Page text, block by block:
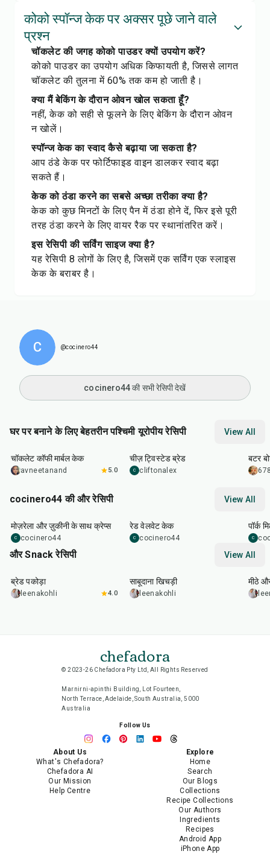
कोको स्पॉन्ज केक पर अक्सर पूछे जाने वाले
प्रश्न
चॉकलेट की जगह कोको पाउडर क्यों उपयोग करें?
कोको पाउडर का उपयोग अधिक किफायती है, जिससे लागत
चॉकलेट की तुलना में 60% तक कम हो जाती है।
क्या मैं बेकिंग के दौरान ओवन खोल सकता हूँ?
नहीं, केक को सही से फूलने के लिए बेकिंग के दौरान ओवन
न खोलें।
स्पॉन्ज केक का स्वाद कैसे बढ़ाया जा सकता है?
आप ठंडे केक पर फोर्टिफाइड वाइन डालकर स्वाद बढ़ा
सकते हैं।
केक को ठंडा करने का सबसे अच्छा तरीका क्या है?
केक को कुछ मिनटों के लिए पैन में ठंडा होने दें, फिर इसे पूरी
तरह ठंडा करने के लिए वायर रैक पर स्थानांतरित करें।
इस रेसिपी की सर्विंग साइज क्या है?
यह रेसिपी 8 लोगों के लिए है, जिसमें एक सर्विंग एक स्लाइस
केक के बराबर है।
C @cocinero44
cocinero44 की सभी रेसिपी देखें
घर पर बनाने के लिए बेहतरीन पश्चिमी यूरोपीय रेसिपी View All
चॉकलेट कॉफी मार्बल केक
avneetanand 5.0
1hr
चीज़ ट्विस्टेड ब्रेड
C cliftonalex
बटर
cocinero44 की और रेसिपी View All
मोज़रेला और ज़ुकीनी के साथ क्रेप्स
C cocinero44
रेड वेलवेट केक
C cocinero44
पॉर्क
C
और Snack रेसिपी View All
15
ब्रेड पकोड़ा
leenakohli 4.0
साबूदाना खिचड़ी
leenakohli
मीठे
chefadora
© 2023-26 Chefadora Pty Ltd, All Rights Reserved
Marnirni-apinthi Building, Lot Fourteen,
North Terrace, Adelaide, South Australia, 5000
Australia
Follow Us
About Us
What's Chefadora?
Chefadora AI
Our Mission
Help Centre
Explore
Home
Search
Our Blogs
Collections
Recipe Collections
Our Authors
Ingredients
Recipes
Android App
iPhone App